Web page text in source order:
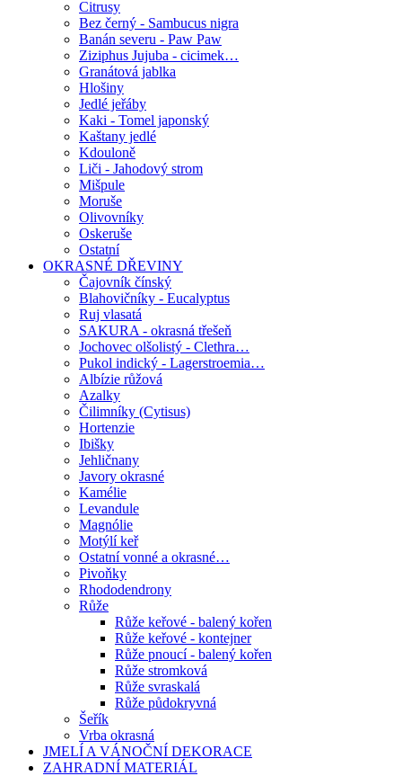
Citrusy
Bez černý - Sambucus nigra
Banán severu - Paw Paw
Ziziphus Jujuba - cicimek…
Granátová jablka
Hlošiny
Jedlé jeřáby
Kaki - Tomel japonský
Kaštany jedlé
Kdouloně
Liči - Jahodový strom
Mišpule
Moruše
Olivovníky
Oskeruše
Ostatní
OKRASNÉ DŘEVINY
Čajovník čínský
Blahovičníky - Eucalyptus
Ruj vlasatá
SAKURA - okrasná třešeň
Jochovec olšolistý - Clethra…
Pukol indický - Lagerstroemia…
Albízie růžová
Azalky
Čilimníky (Cytisus)
Hortenzie
Ibišky
Jehličnany
Javory okrasné
Kamélie
Levandule
Magnólie
Motýlí keř
Ostatní vonné a okrasné…
Pivoňky
Rhododendrony
Růže
Růže keřové - balený kořen
Růže keřové - kontejner
Růže pnoucí - balený kořen
Růže stromková
Růže svraskalá
Růže půdokryvná
Šeřík
Vrba okrasná
JMELÍ A VÁNOČNÍ DEKORACE
ZAHRADNÍ MATERIÁL